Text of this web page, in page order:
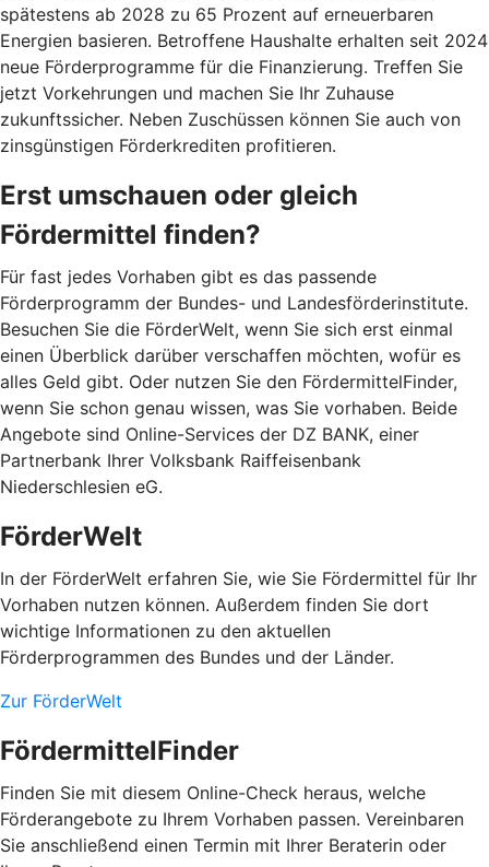
spätestens ab 2028 zu 65 Prozent auf erneuerbaren
Energien basieren. Betroffene Haushalte erhalten seit 2024
neue Förderprogramme für die Finanzierung. Treffen Sie
jetzt Vorkehrungen und machen Sie Ihr Zuhause
zukunftssicher. Neben Zuschüssen können Sie auch von
zinsgünstigen Förderkrediten profitieren.
Erst umschauen oder gleich
Fördermittel finden?
Für fast jedes Vorhaben gibt es das passende
Förderprogramm der Bundes- und Landesförderinstitute.
Besuchen Sie die FörderWelt, wenn Sie sich erst einmal
einen Überblick darüber verschaffen möchten, wofür es
alles Geld gibt. Oder nutzen Sie den FördermittelFinder,
wenn Sie schon genau wissen, was Sie vorhaben. Beide
Angebote sind Online-Services der DZ BANK, einer
Partnerbank Ihrer Volksbank Raiffeisenbank
Niederschlesien eG.
FörderWelt
In der FörderWelt erfahren Sie, wie Sie Fördermittel für Ihr
Vorhaben nutzen können. Außerdem finden Sie dort
wichtige Informationen zu den aktuellen
Förderprogrammen des Bundes und der Länder.
Zur FörderWelt
FördermittelFinder
Finden Sie mit diesem Online-Check heraus, welche
Förderangebote zu Ihrem Vorhaben passen. Vereinbaren
Sie anschließend einen Termin mit Ihrer Beraterin oder